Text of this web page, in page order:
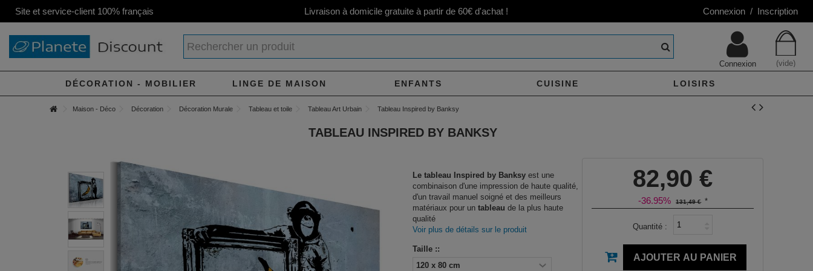
Site et service-client 100% français Livraison à domicile gratuite à partir de 60€ d'achat ! Connexion / Inscription
(vide)
Connexion
DÉCORATION - MOBILIER LINGE DE MAISON ENFANTS CUISINE LOISIRS
Maison - Déco Décoration Décoration Murale Tableau et toile Tableau Art Urbain Tableau Inspired by Banksy
TABLEAU INSPIRED BY BANKSY
Le tableau Inspired by Banksy est une
combinaison d'une impression de haute qualité,
d'un travail manuel soigné et des meilleurs
matériaux pour un tableau de la plus haute
qualité
Voir plus de détails sur le produit
Taille ::
82,90 €
-36.95% 131,49 € *
Quantité :
AJOUTER AU PANIER